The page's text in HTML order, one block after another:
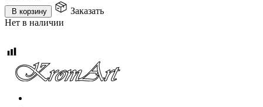
В корзину
Заказать
Нет в наличии